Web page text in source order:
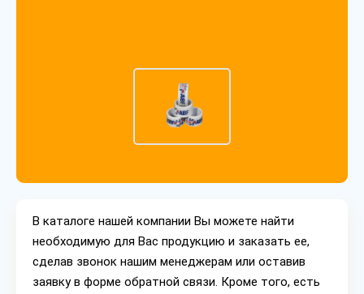
В каталоге нашей компании Вы можете найти
необходимую для Вас продукцию и заказать ее,
сделав звонок нашим менеджерам или оставив
заявку в форме обратной связи. Кроме того, есть